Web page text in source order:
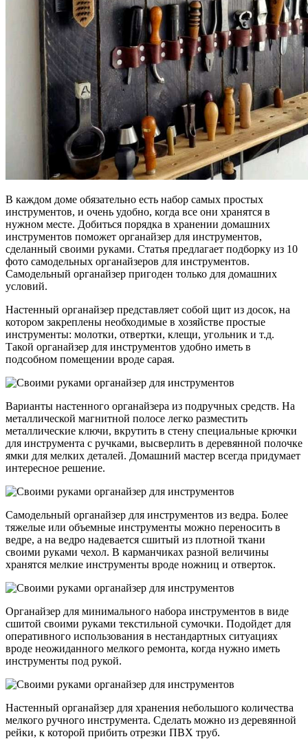
В каждом доме обязательно есть набор самых простых
инструментов, и очень удобно, когда все они хранятся в
нужном месте. Добиться порядка в хранении домашних
инструментов поможет органайзер для инструментов,
сделанный своими руками. Статья предлагает подборку из 10
фото самодельных органайзеров для инструментов.
Самодельный органайзер пригоден только для домашних
условий.
Настенный органайзер представляет собой щит из досок, на
котором закреплены необходимые в хозяйстве простые
инструменты: молотки, отвертки, клещи, угольник и т.д.
Такой органайзер для инструментов удобно иметь в
подсобном помещении вроде сарая.
Варианты настенного органайзера из подручных средств. На
металлической магнитной полосе легко разместить
металлические ключи, вкрутить в стену специальные крючки
для инструмента с ручками, высверлить в деревянной полочке
ямки для мелких деталей. Домашний мастер всегда придумает
интересное решение.
Самодельный органайзер для инструментов из ведра. Более
тяжелые или объемные инструменты можно переносить в
ведре, а на ведро надевается сшитый из плотной ткани
своими руками чехол. В карманчиках разной величины
хранятся мелкие инструменты вроде ножниц и отверток.
Органайзер для минимального набора инструментов в виде
сшитой своими руками текстильной сумочки. Подойдет для
оперативного использования в нестандартных ситуациях
вроде неожиданного мелкого ремонта, когда нужно иметь
инструменты под рукой.
Настенный органайзер для хранения небольшого количества
мелкого ручного инструмента. Сделать можно из деревянной
рейки, к которой прибить отрезки ПВХ труб.